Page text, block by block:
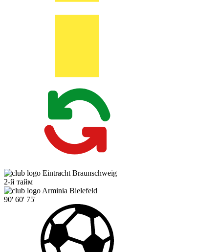
Eintracht Braunschweig
2-й тайм
Arminia Bielefeld
90' 60' 75'